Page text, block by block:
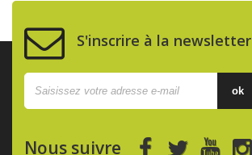
S'inscrire à la newsletter
ok
Nous suivre